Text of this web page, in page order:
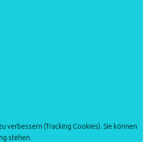
verbessern (Tracking Cookies). Sie können
stehen.